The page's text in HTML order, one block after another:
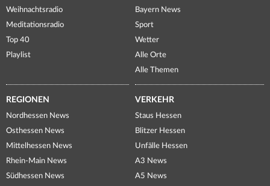
Weihnachtsradio
Meditationsradio
Top 40
Playlist
Bayern News
Sport
Wetter
Alle Orte
Alle Themen
REGIONEN
Nordhessen News
Osthessen News
Mittelhessen News
Rhein-Main News
Südhessen News
VERKEHR
Staus Hessen
Blitzer Hessen
Unfälle Hessen
A3 News
A5 News